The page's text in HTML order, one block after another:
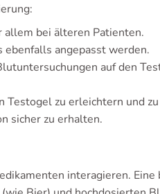
bei älteren Patienten.
angepasst werden.
auf den
Testogel zu erleichtern und
sicher zu erhalten.
interagieren.